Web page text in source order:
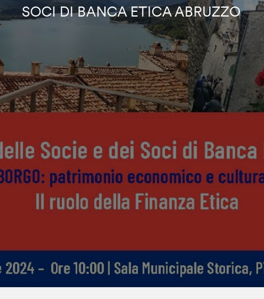
SOCI DI BANCA ETICA ABRUZZO